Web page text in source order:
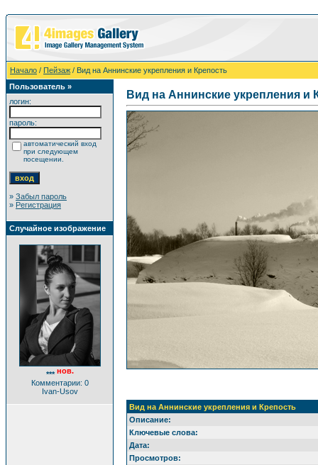
Начало / Пейзаж / Вид на Аннинские укрепления и Крепость
Пользователь »
логин:
пароль:
автоматический вход
при следующем
посещении.
» Забыл пароль
» Регистрация
Случайное изображение
*** нов.
Комментарии: 0
Ivan-Usov
Вид на Аннинские укрепления и
Вид на Аннинские укрепления и Крепость
Описание:
Ключевые слова:
Дата:
Просмотров: